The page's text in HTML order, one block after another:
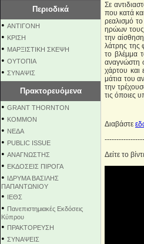
Περιοδικά
• ΑΝΤΙΓΟΝΗ
• ΚΡΙΣΗ
• ΜΑΡΞΙΣΤΙΚΗ ΣΚΕΨΗ
• ΟΥΤΟΠΙΑ
• ΣΥΝΑΨΙΣ
Πρακτορευόμενα
• GRANT THORNTON
• KOMMON
• NEΔΑ
• PUBLIC ISSUE
• ΑΝΑΓΝΩΣΤΗΣ
• ΕΚΔΟΣΕΙΣ ΠΙΡΟΓΑ
• ΙΔΡΥΜΑ ΒΑΣΙΛΗΣ
ΠΑΠΑΝΤΩΝΙΟΥ
• ΙΕΘΣ
• Πανεπιστημιακές Εκδόσεις
Κύπρου
• ΠΡΑΚΤΟΡΕΥΣΗ
• ΣΥΝΑΨΕΙΣ
Σε
που κατά
ρεαλισμό
ηρώων τους,
την αίσθηση
λάτρης της
το βλέμμα
αναγνώστη
χάρτου και
μάτια του
την
τις όποιες
Διαβάστε
Δείτε το